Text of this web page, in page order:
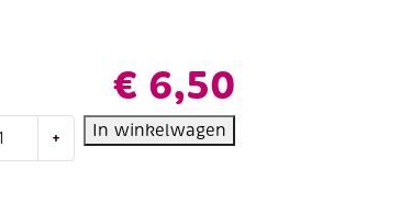
€ 6,50
+ In winkelwagen